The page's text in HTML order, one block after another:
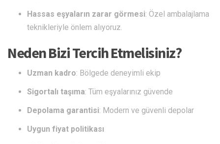
Hassas eşyaların zarar görmesi: Özel ambalajlama
teknikleriyle önlem alıyoruz.
Neden Bizi Tercih Etmelisiniz?
Uzman kadro: Bölgede deneyimli ekip
Sigortalı taşıma: Tüm eşyalarınız güvende
Depolama garantisi: Modern ve güvenli depolar
Uygun fiyat politikası